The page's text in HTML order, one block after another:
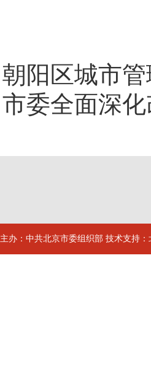
朝阳区城市
市委全面深
主办：中共北京市委组织部 技术支持